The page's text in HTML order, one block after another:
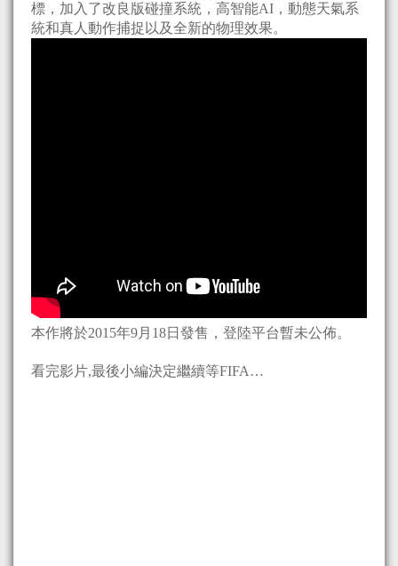
標，加入了改良版碰撞系統，高智能AI，動態天氣系
統和真人動作捕捉以及全新的物理效果。
本作將於2015年9月18日發售，登陸平台暫未公佈。
看完影片,最後小編決定繼續等FIFA…